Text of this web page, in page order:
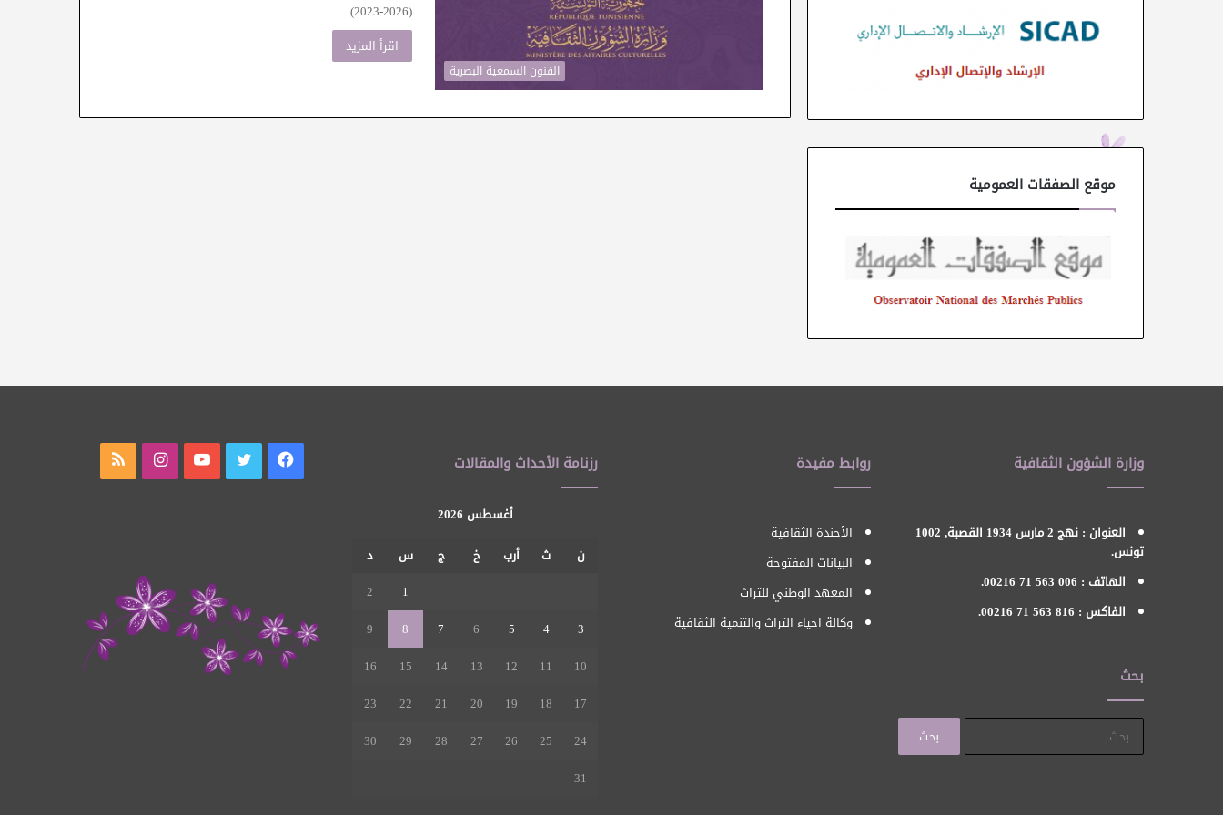
الفنون السمعية البصرية
(2023-2026)
اقرأ المزيد
موقع الصفقات العمومية
وزارة الشؤون الثقافية
العنوان : نهج 2 مارس 1934 القصبة, 1002
تونس.
الهاتف : 006 563 71 00216.
الفاكس : 816 563 71 00216.
بحث
روابط مفيدة
الأحندة الثقافية
البيانات المفتوحة
المعهد الوطني للتراث
وكالة احياء التراث والتنمية الثقافية
رزنامة الأحداث والمقالات
أغسطس 2026
ن
ث أرب خ ج س
د
1
2
3
4
5
6
7
8
9
10
11
12
13
14
15
16
17
18
19
20
21
22
23
24
25
26
27
28
29
30
31
فيسبوك تويتر يوتيوب انستقرام